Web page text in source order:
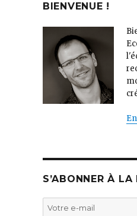
BIENVENUE !
S’ABONNER À